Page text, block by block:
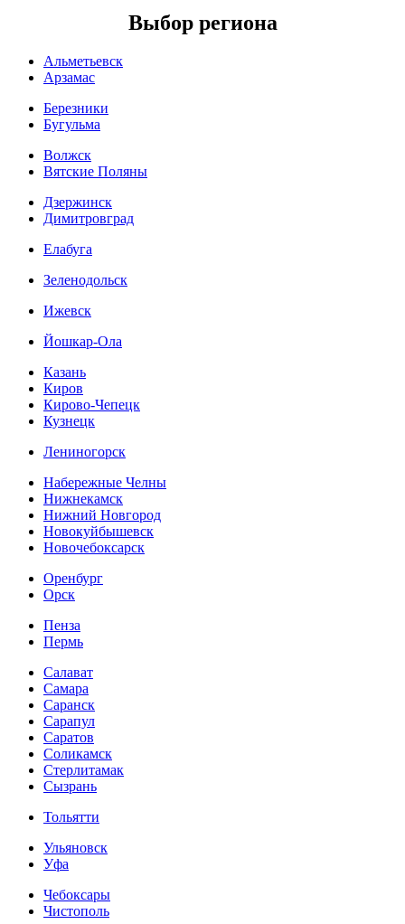
Выбор региона
Альметьевск
Арзамас
Березники
Бугульма
Волжск
Вятские Поляны
Дзержинск
Димитровград
Елабуга
Зеленодольск
Ижевск
Йошкар-Ола
Казань
Киров
Кирово-Чепецк
Кузнецк
Лениногорск
Набережные Челны
Нижнекамск
Нижний Новгород
Новокуйбышевск
Новочебоксарск
Оренбург
Орск
Пенза
Пермь
Салават
Самара
Саранск
Сарапул
Саратов
Соликамск
Стерлитамак
Сызрань
Тольятти
Ульяновск
Уфа
Чебоксары
Чистополь